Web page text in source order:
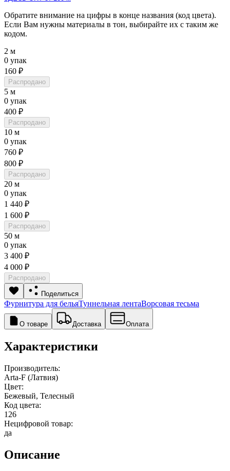
Обратите внимание на цифры в конце названия (код цвета).
Если Вам нужны материалы в тон, выбирайте их с таким же
кодом.
2 м
0 упак
160 ₽
Распродано
5 м
0 упак
400 ₽
Распродано
10 м
0 упак
760 ₽
800 ₽
Распродано
20 м
0 упак
1 440 ₽
1 600 ₽
Распродано
50 м
0 упак
3 400 ₽
4 000 ₽
Распродано
Поделиться
Фурнитура для бельяТуннельная лентаВорсовая тесьма
О товаре Доставка Оплата
Характеристики
Производитель:
Arta-F (Латвия)
Цвет:
Бежевый, Телесный
Код цвета:
126
Нецифровой товар:
да
Описание